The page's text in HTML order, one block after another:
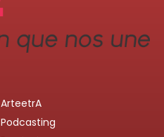
ArteetrA
Podcasting